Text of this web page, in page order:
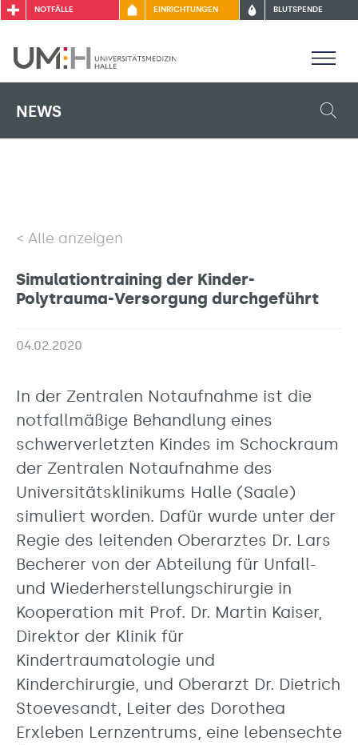
NOTFÄLLE EINRICHTUNGEN BLUTSPENDE
NEWS
Alle anzeigen
Simulationtraining der Kinder-
Polytrauma-Versorgung durchgeführt
04.02.2020
In der Zentralen Notaufnahme ist die
notfallmäßige Behandlung eines
schwerverletzten Kindes im Schockraum
der Zentralen Notaufnahme des
Universitätsklinikums Halle (Saale)
simuliert worden. Dafür wurde unter der
Regie des leitenden Oberarztes Dr. Lars
Becherer von der Abteilung für Unfall-
und Wiederherstellungschirurgie in
Kooperation mit Prof. Dr. Martin Kaiser,
Direktor der Klinik für
Kindertraumatologie und
Kinderchirurgie, und Oberarzt Dr. Dietrich
Stoevesandt, Leiter des Dorothea
Erxleben Lernzentrums, eine lebensechte